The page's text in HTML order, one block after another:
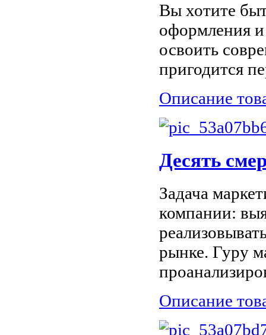
Вы хотите
оформления
освоить
пригодится
Описание
Десять
Задача
компании:
рынке. Гуру
Описание